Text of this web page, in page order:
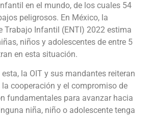
en el mundo, de los cuales 54
peligrosos. En México, la
Trabajo Infantil (ENTI) 2022 estima
niños y adolescentes de entre 5
en esta situación.
la OIT y sus mandantes reiteran
cooperación y el compromiso de
fundamentales para avanzar hacia
niña, niño o adolescente tenga